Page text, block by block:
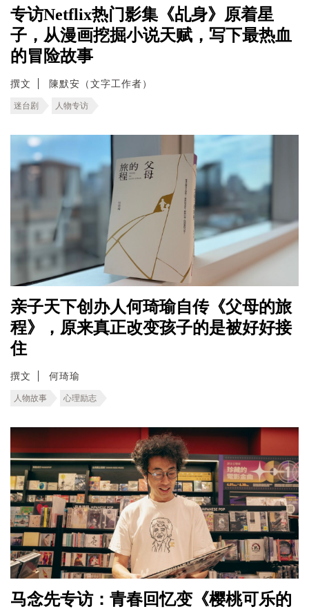
专访Netflix热门影集《乩身》原着星
子，从漫画挖掘小说天赋，写下最热血
的冒险故事
撰文 陳默安（文字工作者）
迷台剧 人物专访
亲子天下创办人何琦瑜自传《父母的旅
程》，原来真正改变孩子的是被好好接
住
撰文 何琦瑜
人物故事 心理励志
马念先专访：青春回忆变《樱桃可乐的